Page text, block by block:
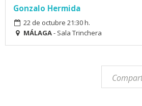
Gonzalo Hermida
22 de octubre 21:30 h.
MÁLAGA- Sala Trinchera